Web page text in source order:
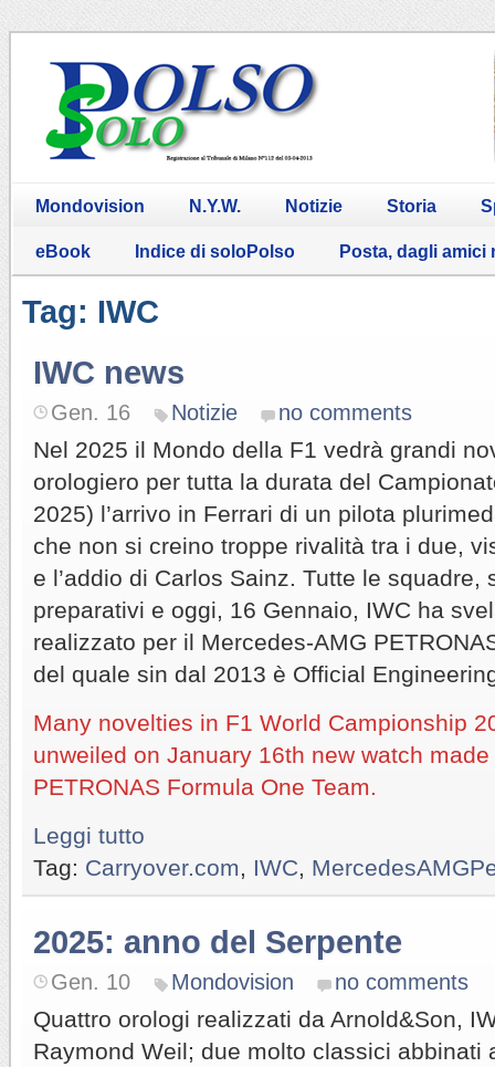
Mondovision N.Y.W. Notizie Storia
eBook Indice di soloPolso Posta, dagli amici
Tag: IWC
IWC news
Gen. 16 Notizie no comments
Nel 2025 il Mondo della F1 vedrà grandi
orologiero per tutta la durata del
2025) l’arrivo in Ferrari di un pilota
che non si creino troppe rivalità tra i due,
e l’addio di Carlos Sainz. Tutte le squadre,
preparativi e oggi, 16 Gennaio, IWC ha
realizzato per il Mercedes-AMG
del quale sin dal 2013 è Official
Many novelties in F1 World Campionship
unweiled on January 16th new watch
PETRONAS Formula One Team.
Leggi tutto
Tag: Carryover.com IWC
2025: anno del Serpente
Gen. 10 Mondovision no comments
Quattro orologi realizzati da Arnold&Son,
Raymond Weil; due molto classici abbinati